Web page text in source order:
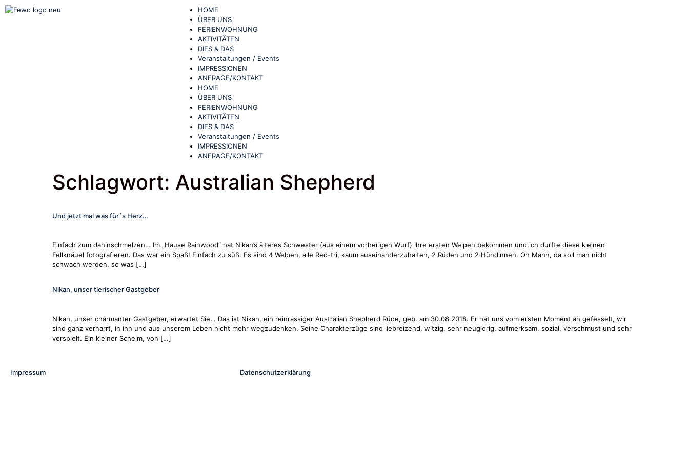
HOME
ÜBER UNS
FERIENWOHNUNG
AKTIVITÄTEN
DIES & DAS
Veranstaltungen / Events
IMPRESSIONEN
ANFRAGE/KONTAKT
HOME
ÜBER UNS
FERIENWOHNUNG
AKTIVITÄTEN
DIES & DAS
Veranstaltungen / Events
IMPRESSIONEN
ANFRAGE/KONTAKT
Schlagwort: Australian Shepherd
Und jetzt mal was für´s Herz…
Einfach zum dahinschmelzen… Im „Hause Rainwood“ hat Nikan’s älteres Schwester (aus einem vorherigen Wurf) ihre ersten Welpen bekommen und ich durfte diese kleinen
Fellknäuel fotografieren. Das war ein Spaß! Einfach zu süß. Es sind 4 Welpen, alle Red-tri, kaum auseinanderzuhalten, 2 Rüden und 2 Hündinnen. Oh Mann, da soll man nicht
schwach werden, so was […]
Nikan, unser tierischer Gastgeber
Nikan, unser charmanter Gastgeber, erwartet Sie… Das ist Nikan, ein reinrassiger Australian Shepherd Rüde, geb. am 30.08.2018. Er hat uns vom ersten Moment an gefesselt, wir
sind ganz vernarrt, in ihn und aus unserem Leben nicht mehr wegzudenken. Seine Charakterzüge sind liebreizend, witzig, sehr neugierig, aufmerksam, sozial, verschmust und sehr
verspielt. Ein kleiner Schelm, von […]
Impressum Datenschutzerklärung